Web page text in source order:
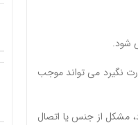
نگیرد می تواند موجب
مشکل از جنس یا اتصال